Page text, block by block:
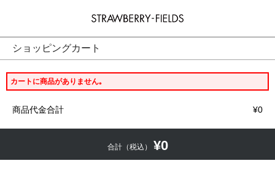
ショッピングカート
カートに商品がありません｡
商品代金合計 ¥0
合計（税込） ¥0